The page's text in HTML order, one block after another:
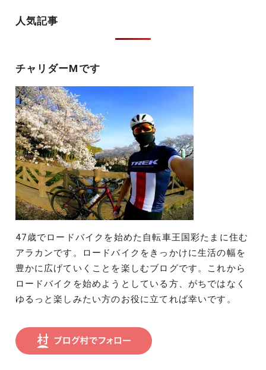
人気記事
チャリダーMです
47歳でロードバイクを始めた自転車王国彩たまに住む
アラカンです。ロードバイクをきっかけに生活の幅を
豊かに広げていくことを楽しむブログです。これから
ロードバイクを始めようとしている方、がちではなく
ゆるっと楽しみたい方のお役に立てれば幸いです。